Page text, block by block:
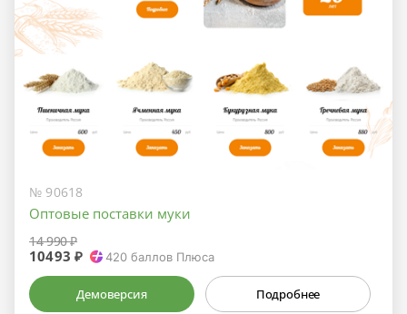
№ 90618
Оптовые поставки муки
14 990 ₽
10493 ₽ 420 баллов Плюса
Демоверсия Подробнее